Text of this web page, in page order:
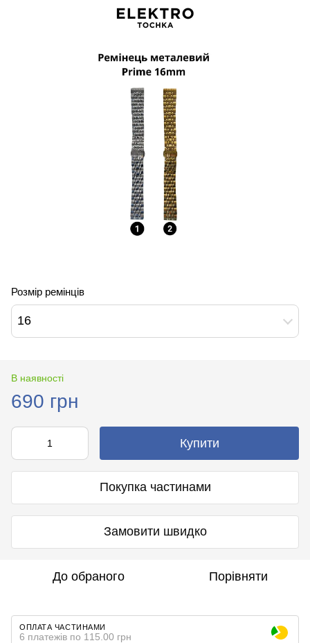
Розмір ремінців
16
В наявності
690 грн
Купити
Покупка частинами
Замовити швидко
До обраного Порівняти
ОПЛАТА ЧАСТИНАМИ
6 платежів по 115.00 грн